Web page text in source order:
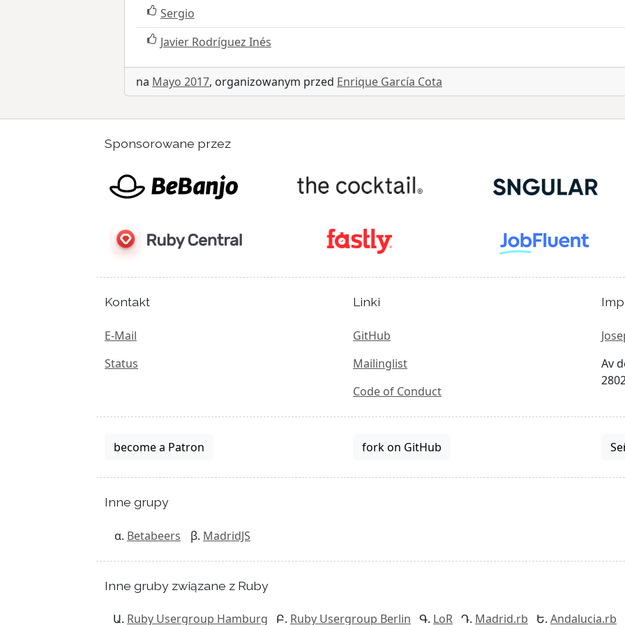
Sergio
Javier Rodríguez Inés
na Mayo 2017, organizowanym przed Enrique García Cota
Sponsorowane przez
Kontakt
E-Mail
Status
Linki
GitHub
Mailinglist
Code of Conduct
Av
become a Patron fork on GitHub
Inne grupy
Betabeers MadridJS
Inne gruby związane z Ruby
Ruby Usergroup Hamburg Ruby Usergroup Berlin LoR Madrid.rb Andalucia.rb